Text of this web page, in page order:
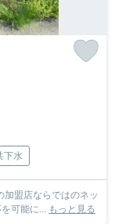
下水
加盟店ならではのネッ
可能に...
もっと見る